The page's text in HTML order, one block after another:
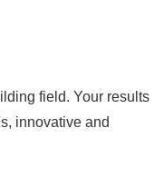
field. Your results
innovative and